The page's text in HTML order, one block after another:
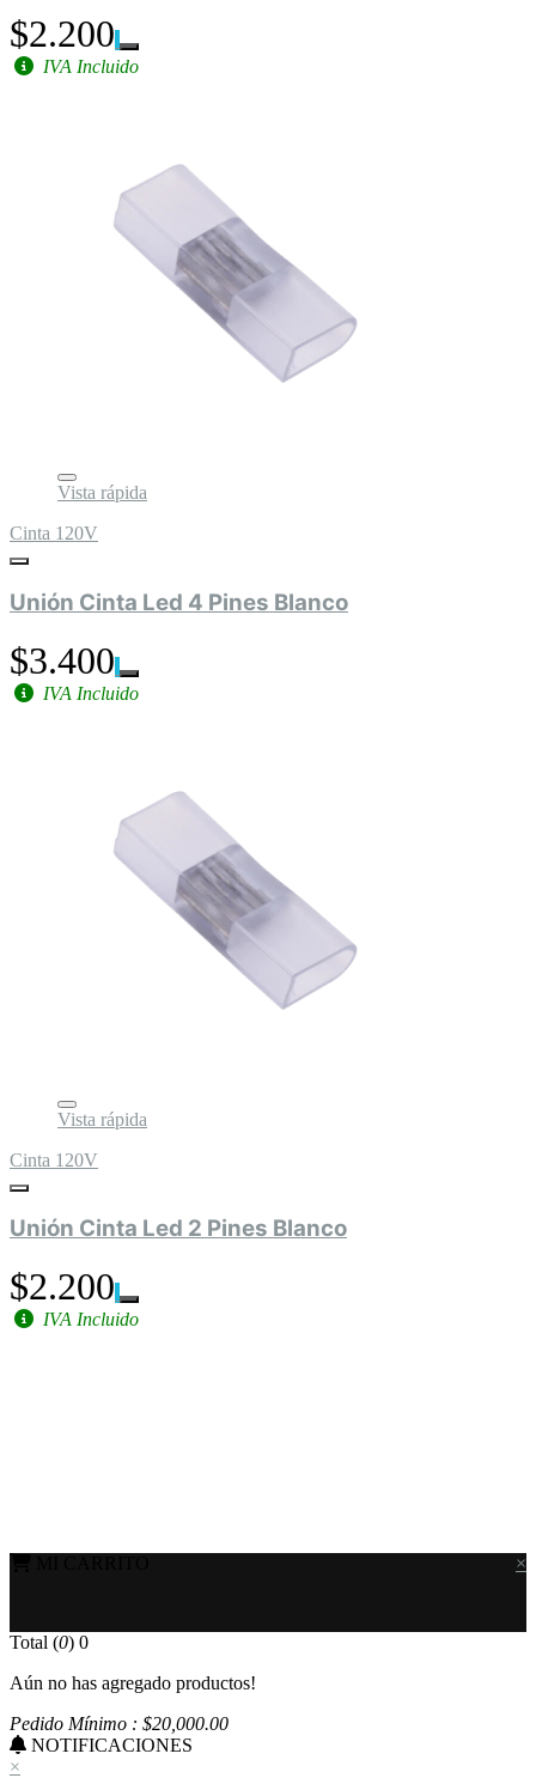
$2.200
IVA Incluido
Vista rápida
Cinta 120V
Unión Cinta Led 4 Pines Blanco
$3.400
IVA Incluido
Vista rápida
Cinta 120V
Unión Cinta Led 2 Pines Blanco
$2.200
IVA Incluido
×
Total (0) 0
Aún no has agregado productos!
Pedido Mínimo : $20,000.00
NOTIFICACIONES
×